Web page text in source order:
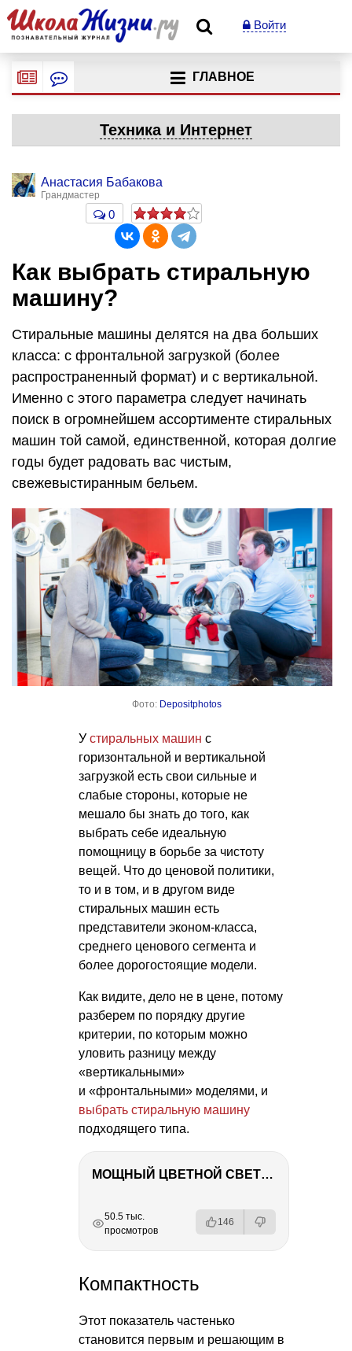
Войти
ГЛАВНОЕ
Техника и Интернет
Анастасия Бабакова
Грандмастер
0
Как выбрать стиральную
машину?
Стиральные машины делятся на два больших
класса: с фронтальной загрузкой (более
распространенный формат) и с вертикальной.
Именно с этого параметра следует начинать
поиск в огромнейшем ассортименте стиральных
машин той самой, единственной, которая долгие
годы будет радовать вас чистым,
свежевыстиранным бельем.
Фото: Depositphotos
У стиральных машин с
горизонтальной и вертикальной
загрузкой есть свои сильные и
слабые стороны, которые не
мешало бы знать до того, как
выбрать себе идеальную
помощницу в борьбе за чистоту
вещей. Что до ценовой политики,
то и в том, и в другом виде
стиральных машин есть
представители эконом-класса,
среднего ценового сегмента и
более дорогостоящие модели.
Как видите, дело не в цене, потому
разберем по порядку другие
критерии, по которым можно
уловить разницу между
«вертикальными»
и «фронтальными» моделями, и
выбрать стиральную машину
подходящего типа.
МОЩНЫЙ ЦВЕТНОЙ СВЕТ – NANLITE FC-500C
РЕКЛАМА
РЕКЛАМА
РЕКЛАМА
РЕКЛАМА
РЕКЛАМА
50.5 тыс.
просмотров
146
Компактность
Этот показатель частенько
становится первым и решающим в